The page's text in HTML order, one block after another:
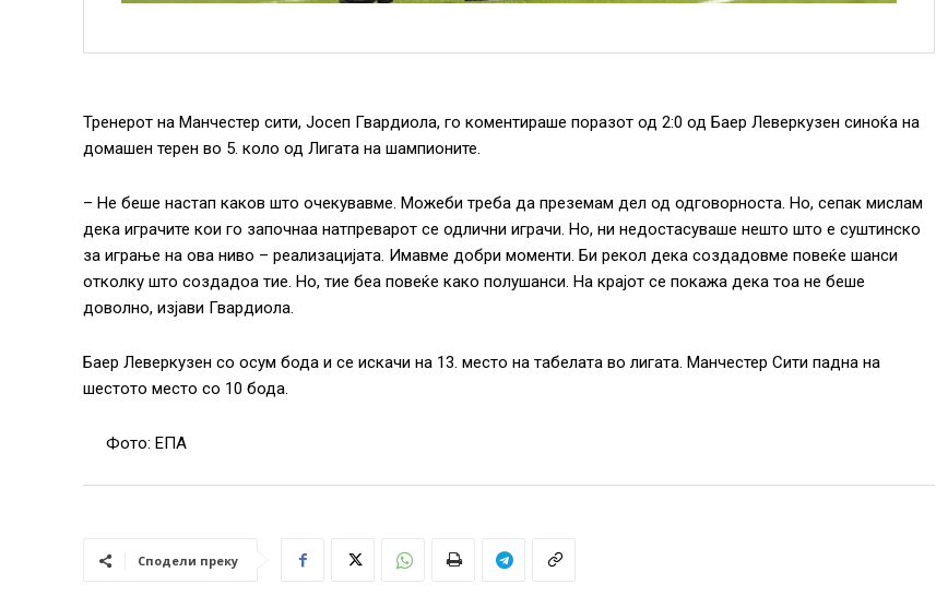
Тренерот на Манчестер сити, Јосеп Гвардиола, го коментираше поразот од 2:0 од Баер Леверкузен синоќа на
домашен терен во 5. коло од Лигата на шампионите.
– Не беше настап каков што очекувавме. Можеби треба да преземам дел од одговорноста. Но, сепак мислам
дека играчите кои го започнаа натпреварот се одлични играчи. Но, ни недостасуваше нешто што е суштинско
за играње на ова ниво – реализацијата. Имавме добри моменти. Би рекол дека создадовме повеќе шанси
отколку што создадоа тие. Но, тие беа повеќе како полушанси. На крајот се покажа дека тоа не беше
доволно, изјави Гвардиола.
Баер Леверкузен со осум бода и се искачи на 13. место на табелата во лигата. Манчестер Сити падна на
шестото место со 10 бода.
Фото: ЕПА
Сподели преку